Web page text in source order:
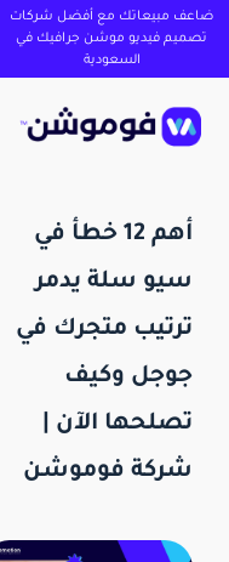
ضاعف مبيعاتك مع أفضل شركات
تصميم فيديو موشن جرافيك في
السعودية
أهم 12 خطأ في
سيو سلة يدمر
ترتيب متجرك في
جوجل وكيف
تصلحها الآن |
شركة فوموشن